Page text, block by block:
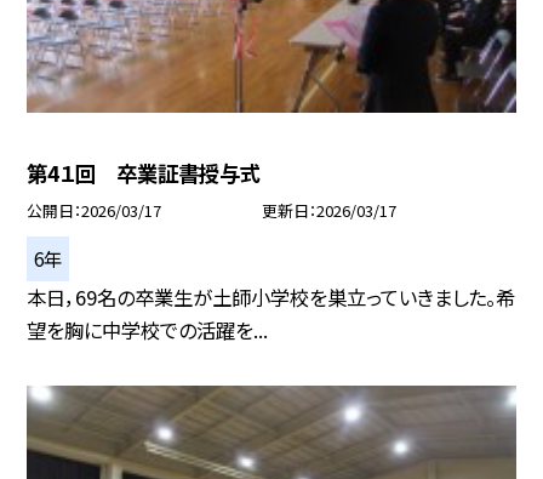
第4１回 卒業証書授与式
公開日 2026/03/17 更新日 2026/03/17
6年
本日，69名の卒業生が土師小学校を巣立っていきました。希
望を胸に中学校での活躍を...